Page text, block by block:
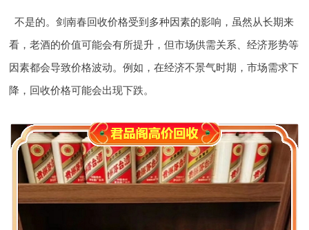
不是的。剑南春回收价格受到多种因素的影响，虽然从长期来
看，老酒的价值可能会有所提升，但市场供需关系、经济形势等
因素都会导致价格波动。例如，在经济不景气时期，市场需求下
降，回收价格可能会出现下跌。